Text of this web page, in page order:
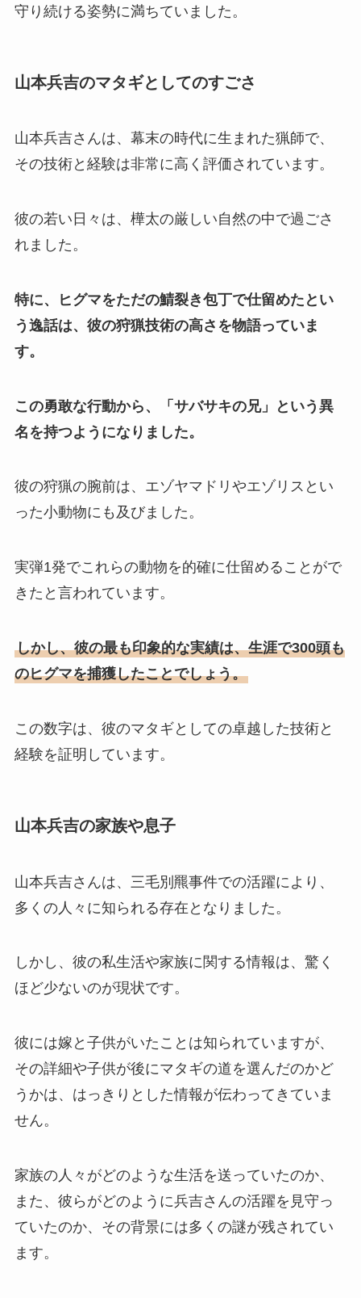
守り続ける姿勢に満ちていました。
山本兵吉のマタギとしてのすごさ
山本兵吉さんは、幕末の時代に生まれた猟師で、
その技術と経験は非常に高く評価されています。
彼の若い日々は、樺太の厳しい自然の中で過ごさ
れました。
特に、ヒグマをただの鯖裂き包丁で仕留めたとい
う逸話は、彼の狩猟技術の高さを物語っていま
す。
この勇敢な行動から、「サバサキの兄」という異
名を持つようになりました。
彼の狩猟の腕前は、エゾヤマドリやエゾリスとい
った小動物にも及びました。
実弾1発でこれらの動物を的確に仕留めることがで
きたと言われています。
しかし、彼の最も印象的な実績は、生涯で300頭も
のヒグマを捕獲したことでしょう。
この数字は、彼のマタギとしての卓越した技術と
経験を証明しています。
山本兵吉の家族や息子
山本兵吉さんは、三毛別羆事件での活躍により、
多くの人々に知られる存在となりました。
しかし、彼の私生活や家族に関する情報は、驚く
ほど少ないのが現状です。
彼には嫁と子供がいたことは知られていますが、
その詳細や子供が後にマタギの道を選んだのかど
うかは、はっきりとした情報が伝わってきていま
せん。
家族の人々がどのような生活を送っていたのか、
また、彼らがどのように兵吉さんの活躍を見守っ
ていたのか、その背景には多くの謎が残されてい
ます。